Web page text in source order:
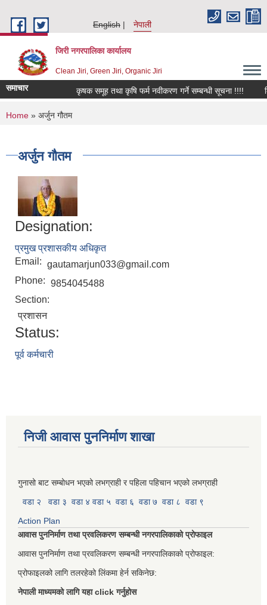
English
नेपाली
जिरी नगरपालिका कार्यालय
Clean Jiri, Green Jiri, Organic Jiri
समाचार कृषक समूह तथा कृषि फर्म नवीकरण गर्ने सम्बन्धी सूचना !!!!
You are here
Home » अर्जुन गौतम
अर्जुन गौतम
Designation:
प्रमुख प्रशासकीय अधिकृत
Email: gautamarjun033@gmail.com
Phone: 9854045488
Section:
प्रशासन
Status:
पूर्व कर्मचारी
निजी आवास पुननिर्माण शाखा
गुनासो बाट सम्बोधन भएको लभग्राही र पहिला पहिचान भएको लभग्राही
वडा २
वडा ३ वडा ४ वडा ५ वडा ६ वडा ७ वडा ८ वडा ९
Action Plan
आवास पुननिर्माण तथा प्रवलिकरण सम्बन्धी नगरपालिकाको प्रोफाइल
आवास पुननिर्माण तथा प्रवलिकरण सम्बन्धी नगरपालिकाको प्रोफाइल:
प्रोफाइलको लागि तलरहेको लिंकमा हेर्न सकिनेछ:
नेपाली माध्यमको लागि यहा click गर्नुहोस